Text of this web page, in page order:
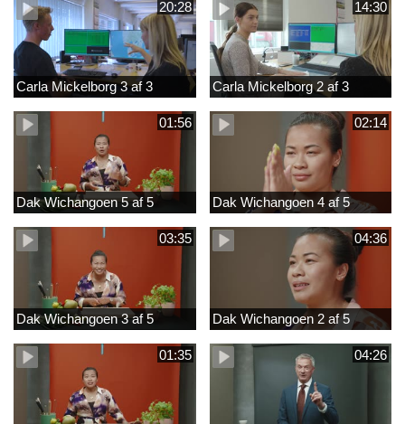
20:28
Carla Mickelborg 3 af 3
14:30
Carla Mickelborg 2 af 3
01:56
Dak Wichangoen 5 af 5
02:14
Dak Wichangoen 4 af 5
03:35
Dak Wichangoen 3 af 5
04:36
Dak Wichangoen 2 af 5
01:35 04:26